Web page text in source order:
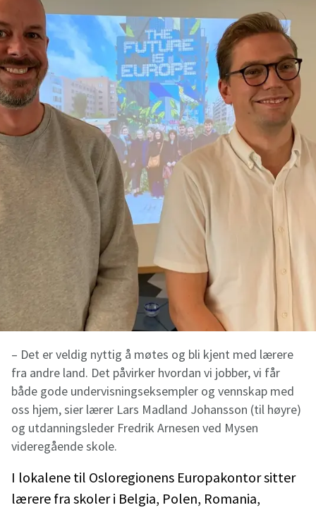
– Det er veldig nyttig å møtes og bli kjent med lærere
fra andre land. Det påvirker hvordan vi jobber, vi får
både gode undervisningseksempler og vennskap med
oss hjem, sier lærer Lars Madland Johansson (til høyre)
og utdanningsleder Fredrik Arnesen ved Mysen
videregående skole.
I lokalene til Osloregionens Europakontor sitter
lærere fra skoler i Belgia, Polen, Romania,